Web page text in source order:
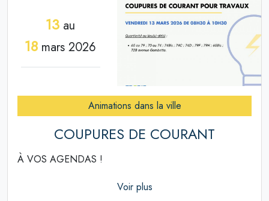
13 au
18 mars 2026
Animations dans la ville
COUPURES DE COURANT
À VOS AGENDAS !
Voir plus